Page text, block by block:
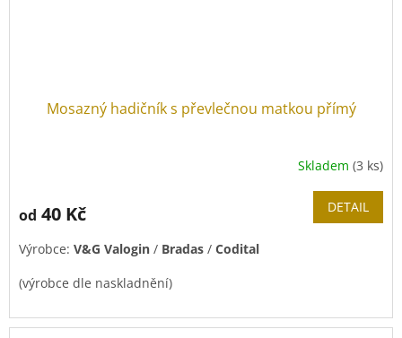
Mosazný hadičník s převlečnou matkou přímý
je
z
hvězdiček.
Skladem(3 ks)
od 40 Kč DETAIL
Výrobce: V&G Valogin / Bradas / Codital
(výrobce dle naskladnění)
Utahování:ručně